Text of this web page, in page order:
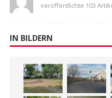
veröffentlichte 103
IN BILDERN